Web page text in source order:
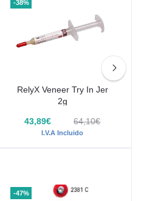
-38%
RelyX Veneer Try In Jer
2g
43,89€ 64,10€
I.V.A Incluido
-47%